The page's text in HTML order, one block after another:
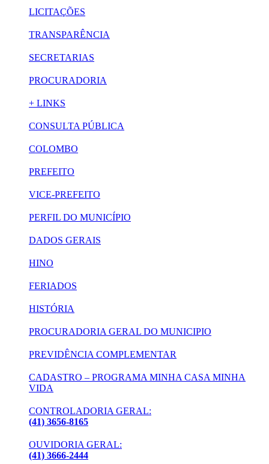
LICITAÇÕES
TRANSPARÊNCIA
SECRETARIAS
PROCURADORIA
+ LINKS
CONSULTA PÚBLICA
COLOMBO
PREFEITO
VICE-PREFEITO
PERFIL DO MUNICÍPIO
DADOS GERAIS
HINO
FERIADOS
HISTÓRIA
PROCURADORIA GERAL DO MUNICIPIO
PREVIDÊNCIA COMPLEMENTAR
CADASTRO – PROGRAMA MINHA CASA MINHA
VIDA
CONTROLADORIA GERAL:
(41) 3656-8165
OUVIDORIA GERAL:
(41) 3666-2444